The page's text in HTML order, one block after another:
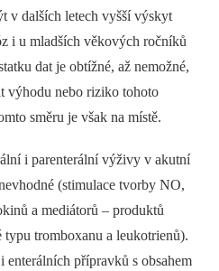
v dalších letech vyšší výskyt
i u mladších věkových ročníků
dat je obtížné, až nemožné,
výhodu nebo riziko tohoto
směru je však na místě.
i parenterální výživy v akutní
(stimulace tvorby NO,
a mediátorů –⁠ produktů
tromboxanu a leukotrienů).
enterálních přípravků s obsahem